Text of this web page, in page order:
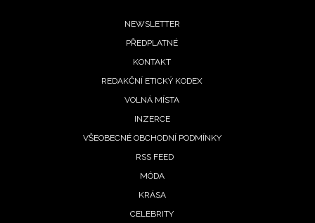
NEWSLETTER
PŘEDPLATNÉ
KONTAKT
REDAKČNÍ ETICKÝ KODEX
VOLNÁ MÍSTA
INZERCE
VŠEOBECNÉ OBCHODNÍ PODMÍNKY
RSS FEED
MÓDA
KRÁSA
CELEBRITY